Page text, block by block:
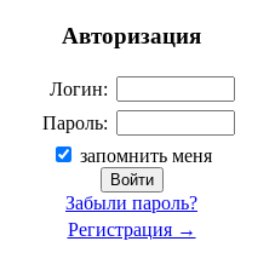
Авторизация
Логин:
Пароль:
запомнить меня
Забыли пароль?
Регистрация →